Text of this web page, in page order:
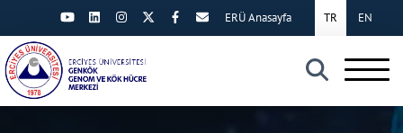
×
TR EN
ERÜ Anasayfa